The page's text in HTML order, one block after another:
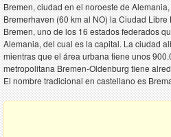
Bremen, ciudad en el noroeste de
Bremerhaven (60 km al NO) la Ciudad
Bremen, uno de los 16 estados federados
Alemania, del cual es la capital. La ciudad
mientras que el área urbana tiene unos
metropolitana Bremen-Oldenburg tiene
El nombre tradicional en castellano es